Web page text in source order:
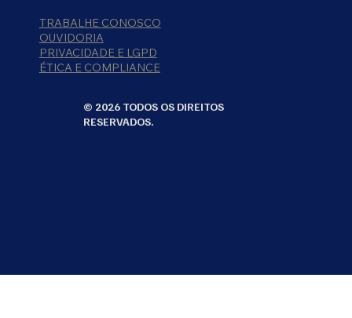
TRABALHE CONOSCO
OUVIDORIA
PRIVACIDADE E LGPD
ÉTICA E COMPLIANCE
© 2026 TODOS OS DIREITOS
RESERVADOS.